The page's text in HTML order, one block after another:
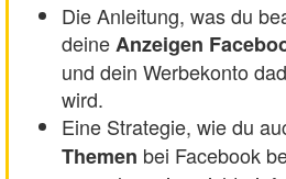
Die Anleitung, was du
deineAnzeigen
und dein Werbekonto
wird.
Eine Strategie, wie du
Themen bei Facebook